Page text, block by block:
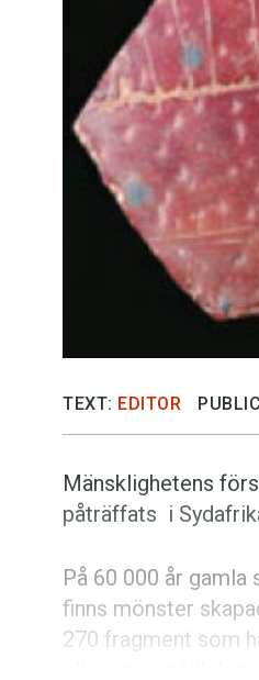
TEXT: EDITOR
Mänsklighetens
påträffats i
På 60 000 år
finns mönster
270 fragment som